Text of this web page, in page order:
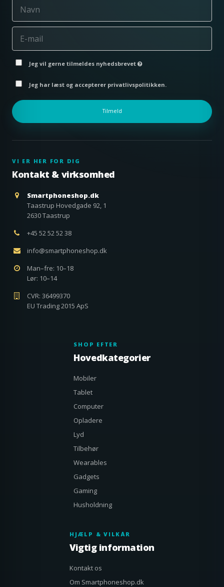
Jeg vil gerne tilmeldes nyhedsbrevet
Jeg har læst og accepterer privatlivspolitikken.
Tilmeld
VI ER HER FOR DIG
Kontakt & virksomhed
Smartphoneshop.dk
Taastrup Hovedgade 92, 1
2630 Taastrup
+45 52 52 52 38
info@smartphoneshop.dk
Man–fre: 10–18
Lør: 10–14
CVR: 36499370
EU Trading 2015 ApS
SHOP EFTER
Hovedkategorier
Mobiler
Tablet
Computer
Opladere
Lyd
Tilbehør
Wearables
Gadgets
Gaming
Husholdning
HJÆLP & VILKÅR
Vigtig information
Kontakt os
Om Smartphoneshop.dk